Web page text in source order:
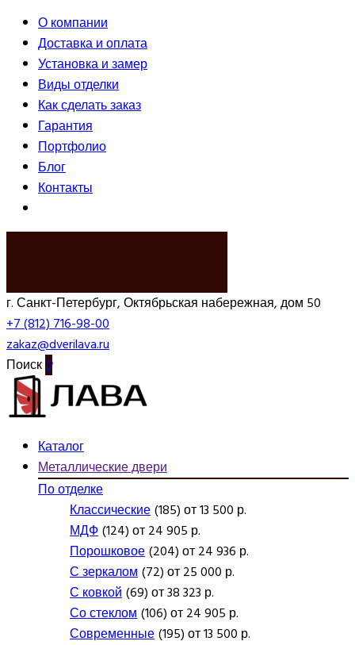
О компании
Доставка и оплата
Установка и замер
Виды отделки
Как сделать заказ
Гарантия
Портфолио
Блог
Контакты
г. Санкт-Петербург, Октябрьская набережная, дом 50
+7 (812) 716-98-00
zakaz@dverilava.ru
Поиск0
Каталог
Металлические двери
По отделке
Классические(185) от 13 500 р.
МДФ(124) от 24 905 р.
Порошковое(204) от 24 936 р.
С зеркалом(72) от 25 000 р.
С ковкой(69) от 38 323 р.
Со стеклом(106) от 24 905 р.
Современные(195) от 13 500 р.